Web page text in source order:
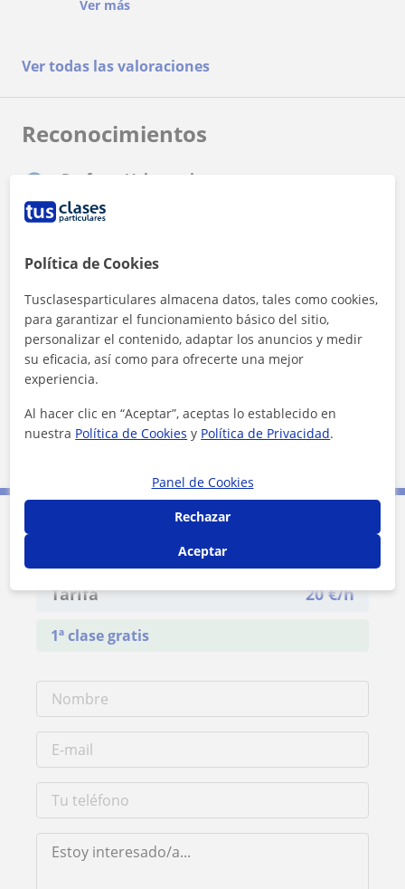
trabajando. Además siempre remarca el cambio
Ver más
Ver todas las valoraciones
Reconocimientos
Profesor Voluntario
¿Quieres saber más de Lucia?
Datos verificados
Ver perfil
Contacta con Lucia
Tarifa 20€/h
1ª clase gratis
Política de Cookies
Tusclasesparticulares almacena datos, tales como cookies,
para garantizar el funcionamiento básico del sitio,
personalizar el contenido, adaptar los anuncios y medir
su eficacia, así como para ofrecerte una mejor
experiencia.
Al hacer clic en “Aceptar”, aceptas lo establecido en
nuestra Política de Cookies y Política de Privacidad.
Panel de Cookies
Rechazar
Aceptar